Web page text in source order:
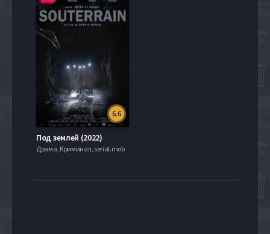
6.6
Под землей (2022)
Драма, Криминал, serial.mob